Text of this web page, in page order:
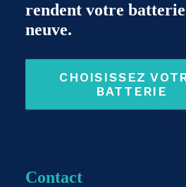
rendent votre
neuve.
CHOISISSEZ
BATTERIE
Contact